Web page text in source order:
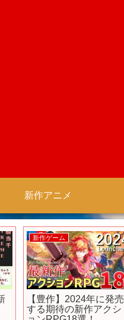
新作アニメ
新作ゲーム
【最高難度】歴代RPG
の入手困難すぎるレア